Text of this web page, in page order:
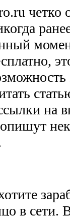
четко
на
в сети.